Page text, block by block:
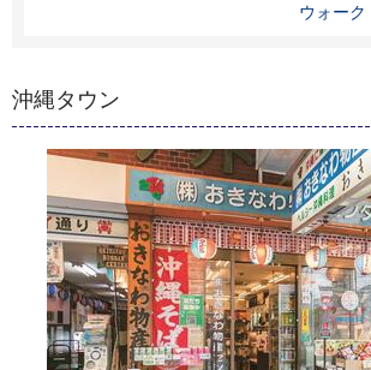
ウォーク
沖縄タウン